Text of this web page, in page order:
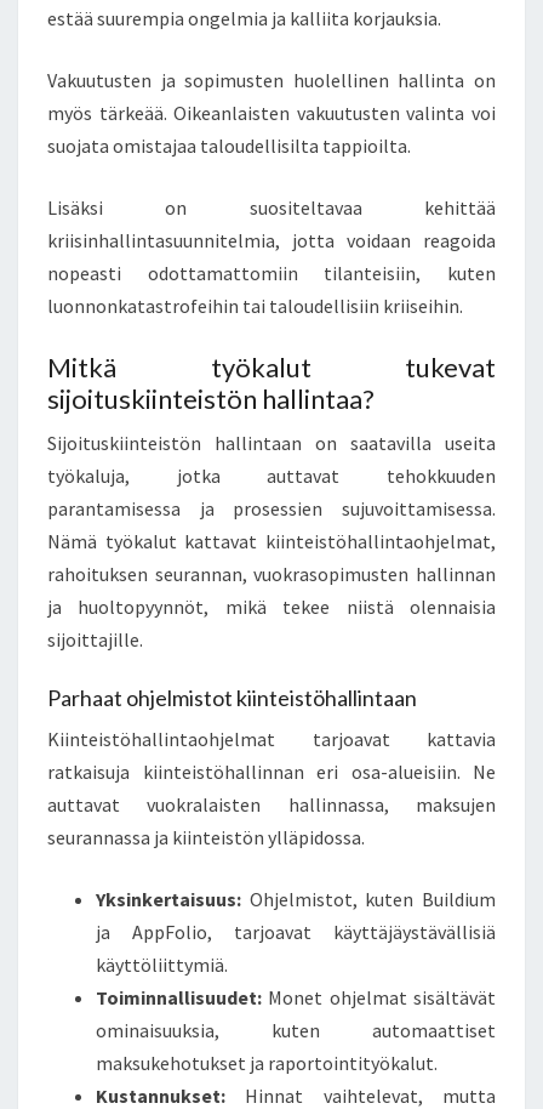
estää suurempia ongelmia ja kalliita korjauksia.
Vakuutusten ja sopimusten huolellinen hallinta on
myös tärkeää. Oikeanlaisten vakuutusten valinta voi
suojata omistajaa taloudellisilta tappioilta.
Lisäksi on suositeltavaa kehittää
kriisinhallintasuunnitelmia, jotta voidaan reagoida
nopeasti odottamattomiin tilanteisiin, kuten
luonnonkatastrofeihin tai taloudellisiin kriiseihin.
Mitkä työkalut tukevat
sijoituskiinteistön hallintaa?
Sijoituskiinteistön hallintaan on saatavilla useita
työkaluja, jotka auttavat tehokkuuden
parantamisessa ja prosessien sujuvoittamisessa.
Nämä työkalut kattavat kiinteistöhallintaohjelmat,
rahoituksen seurannan, vuokrasopimusten hallinnan
ja huoltopyynnöt, mikä tekee niistä olennaisia
sijoittajille.
Parhaat ohjelmistot kiinteistöhallintaan
Kiinteistöhallintaohjelmat tarjoavat kattavia
ratkaisuja kiinteistöhallinnan eri osa-alueisiin. Ne
auttavat vuokralaisten hallinnassa, maksujen
seurannassa ja kiinteistön ylläpidossa.
Yksinkertaisuus: Ohjelmistot, kuten Buildium
ja AppFolio, tarjoavat käyttäjäystävällisiä
käyttöliittymiä.
Toiminnallisuudet: Monet ohjelmat sisältävät
ominaisuuksia, kuten automaattiset
maksukehotukset ja raportointityökalut.
Kustannukset: Hinnat vaihtelevat, mutta